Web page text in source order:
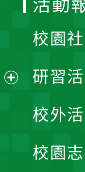
活動
校園
研習
校外
校園